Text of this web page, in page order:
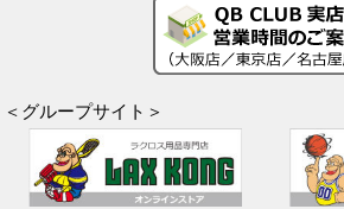
＜グループサイト＞